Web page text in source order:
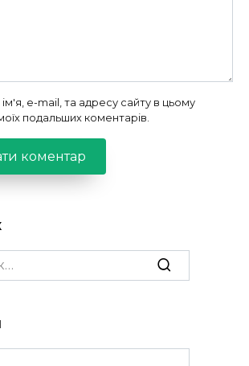
e-mail, та адресу сайту в цьому
подальших коментарів.